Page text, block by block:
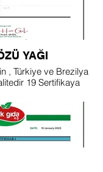
YAĞI
, Türkiye ve Brezilya
19 Sertifikaya